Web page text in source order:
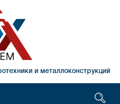
и металлоконструкций